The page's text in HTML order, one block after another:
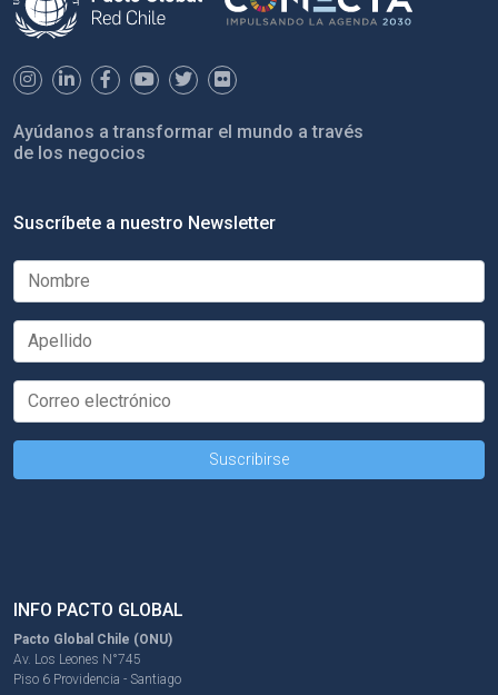
Ayúdanos a transformar el mundo a través
de los negocios
Suscríbete a nuestro Newsletter
INFO PACTO GLOBAL
Pacto Global Chile (ONU)
Av. Los Leones N°745
Piso 6 Providencia - Santiago